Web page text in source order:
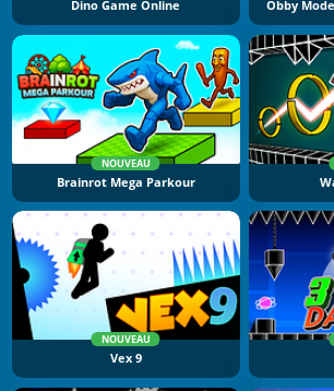
Dino Game Online Obby
NOUVEAU
Brainrot Mega Parkour
NOUVEAU
Vex 9